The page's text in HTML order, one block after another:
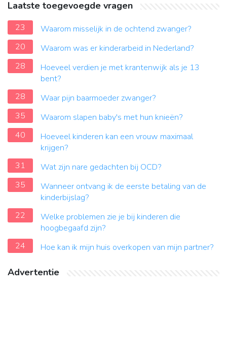
Laatste toegevoegde vragen
23
Waarom misselijk in de ochtend zwanger?
20
Waarom was er kinderarbeid in Nederland?
28
Hoeveel verdien je met krantenwijk als je 13
bent?
28
Waar pijn baarmoeder zwanger?
35
Waarom slapen baby's met hun knieën?
40
Hoeveel kinderen kan een vrouw maximaal
krijgen?
31
Wat zijn nare gedachten bij OCD?
35
Wanneer ontvang ik de eerste betaling van de
kinderbijslag?
22
Welke problemen zie je bij kinderen die
hoogbegaafd zijn?
24
Hoe kan ik mijn huis overkopen van mijn partner?
Advertentie